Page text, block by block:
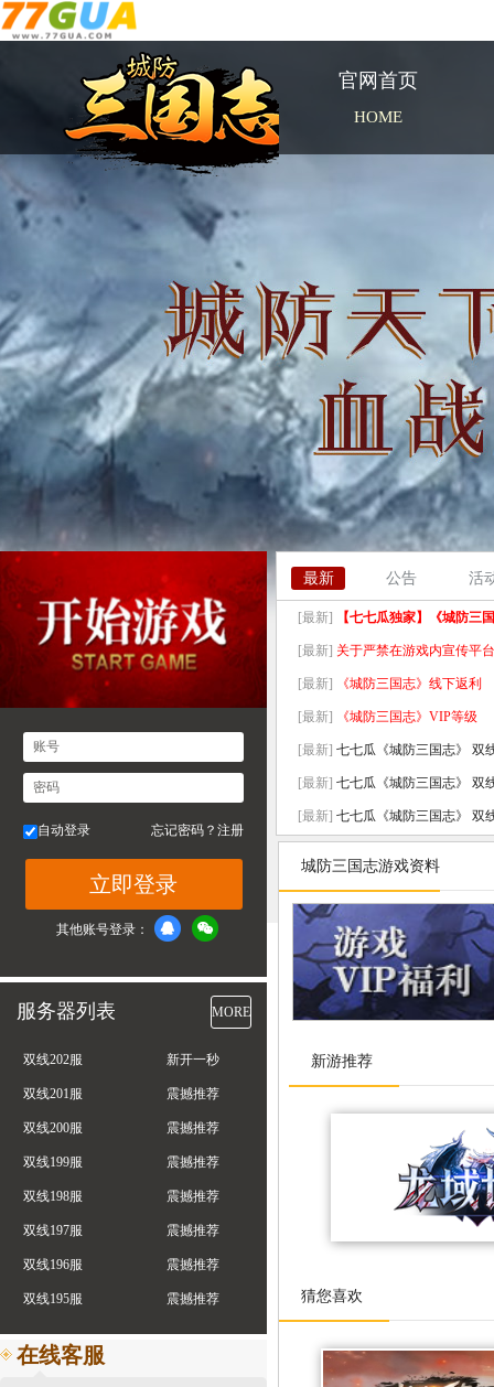
官网首页
HOME
账号
密码
自动登录 注册
忘记密码？
立即登录
其他账号登录：
服务器列表 MORE
双线202服 新开一秒
双线201服 震撼推荐
双线200服 震撼推荐
双线199服 震撼推荐
双线198服 震撼推荐
双线197服 震撼推荐
双线196服 震撼推荐
双线195服 震撼推荐
在线客服
最新 公告 活
[最新] 【七七瓜独家】《城防三
[最新] 关于严禁在游戏内宣传平
[最新] 《城防三国志》线下返利
[最新] 《城防三国志》VIP等级
[最新] 七七瓜《城防三国志》 双
[最新] 七七瓜《城防三国志》 双
[最新] 七七瓜《城防三国志》 双
[最新] 七七瓜《城防三国志》 双
城防三国志游戏资料
新游推荐
猜您喜欢